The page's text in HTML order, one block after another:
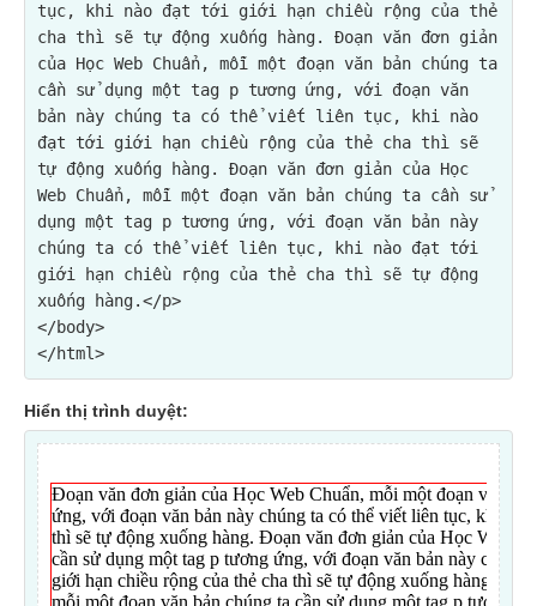
tục, khi nào đạt tới giới hạn chiều rộng của thẻ
cha thì sẽ tự động xuống hàng. Đoạn văn đơn giản
của Học Web Chuẩn, mỗi một đoạn văn bản chúng ta
cần sử dụng một tag p tương ứng, với đoạn văn
bản này chúng ta có thể viết liên tục, khi nào
đạt tới giới hạn chiều rộng của thẻ cha thì sẽ
tự động xuống hàng. Đoạn văn đơn giản của Học
Web Chuẩn, mỗi một đoạn văn bản chúng ta cần sử
dụng một tag p tương ứng, với đoạn văn bản này
chúng ta có thể viết liên tục, khi nào đạt tới
giới hạn chiều rộng của thẻ cha thì sẽ tự động
xuống hàng.</p>
</body>
Hiển thị trình duyệt: